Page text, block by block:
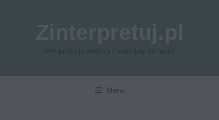
Menu